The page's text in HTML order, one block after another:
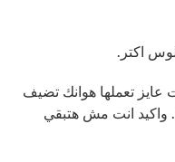
اكتر.
عايز تعملها هوانك تضيف
واكيد انت مش هتبقي